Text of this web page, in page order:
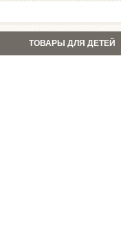
ТОВАРЫ ДЛЯ ДЕТЕЙ